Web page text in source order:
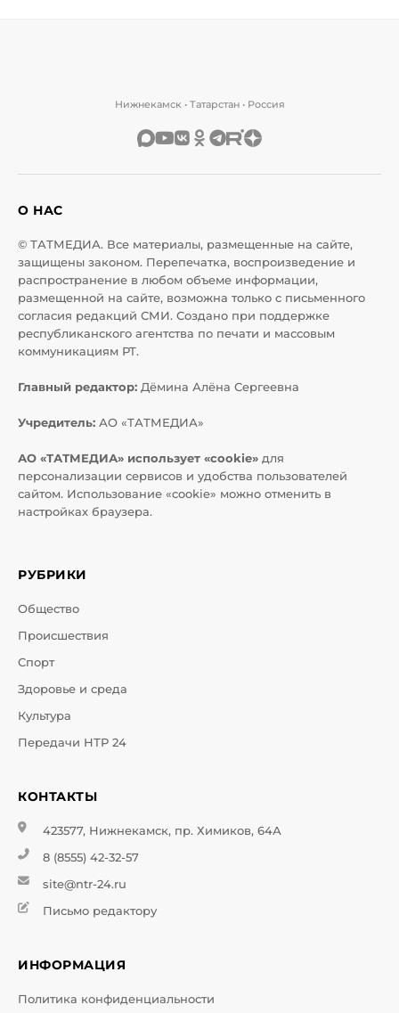
Нижнекамск • Татарстан • Россия
О НАС
© ТАТМЕДИА. Все материалы, размещенные на сайте,
защищены законом. Перепечатка, воспроизведение и
распространение в любом объеме информации,
размещенной на сайте, возможна только с письменного
согласия редакций СМИ. Создано при поддержке
республиканского агентства по печати и массовым
коммуникациям РТ.
Главный редактор: Дёмина Алёна Сергеевна
Учредитель: АО «ТАТМЕДИА»
АО «ТАТМЕДИА» использует «cookie» для
персонализации сервисов и удобства пользователей
сайтом. Использование «cookie» можно отменить в
настройках браузера.
РУБРИКИ
Общество
Происшествия
Спорт
Здоровье и среда
Культура
Передачи НТР 24
КОНТАКТЫ
423577, Нижнекамск, пр. Химиков, 64А
8 (8555) 42-32-57
site@ntr-24.ru
Письмо редактору
ИНФОРМАЦИЯ
Политика конфиденциальности